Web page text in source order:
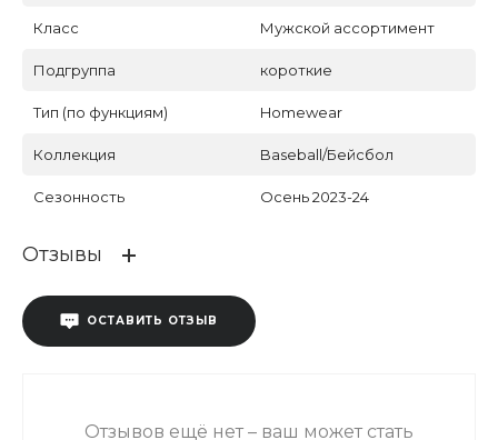
Класс Мужской ассортимент
Подгруппа короткие
Тип (по функциям) Homewear
Коллекция Baseball/Бейсбол
Сезонность Осень 2023-24
Отзывы
ОСТАВИТЬ ОТЗЫВ
Отзывов ещё нет – ваш может стать